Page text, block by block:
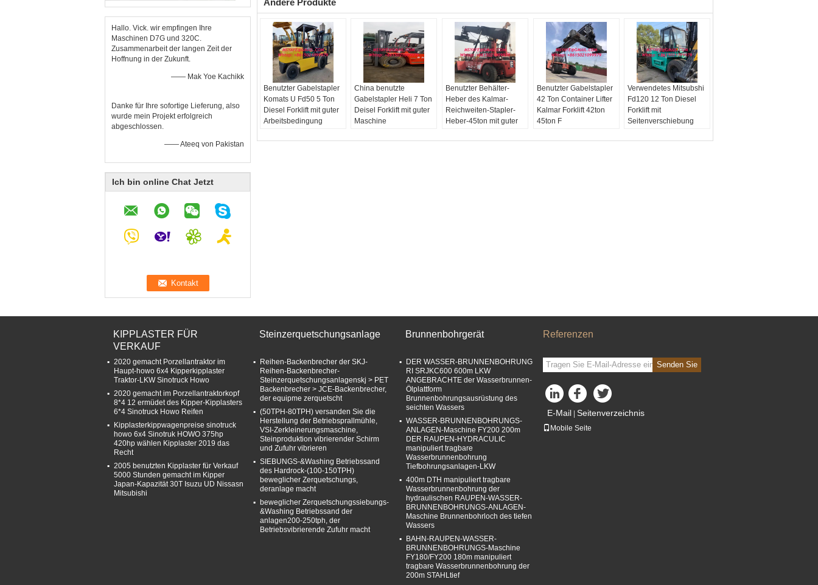
Hallo. Vick. wir empfingen Ihre
Maschinen D7G und 320C.
Zusammenarbeit der langen Zeit der
Hoffnung in der Zukunft.
—— Mak Yoe Kachikk
Danke für Ihre sofortige Lieferung, also
wurde mein Projekt erfolgreich
abgeschlossen.
—— Ateeq von Pakistan
Ich bin online Chat Jetzt
Andere Produkte
Benutzter Gabelstapler
Komats U Fd50 5 Ton
Diesel Forklift mit guter
Arbeitsbedingung
China benutzte
Gabelstapler Heli 7 Ton
Deisel Forklift mit guter
Maschine
Benutzter Behälter-
Heber des Kalmar-
Reichweiten-Stapler-
Heber-45ton mit guter
Benutzter Gabelstapler
42 Ton Container Lifter
Kalmar Forklift 42ton
45ton F
Verwendetes Mitsubshi
Fd120 12 Ton Diesel
Forklift mit
Seitenverschiebung
KIPPLASTER FÜR
VERKAUF
2020 gemacht Porzellantraktor im
Haupt-howo 6x4 Kipperkipplaster
Traktor-LKW Sinotruck Howo
2020 gemacht im Porzellantraktorkopf
8*4 12 ermüdet des Kipper-Kipplasters
6*4 Sinotruck Howo Reifen
Kipplasterkippwagenpreise sinotruck
howo 6x4 Sinotruk HOWO 375hp
420hp wählen Kipplaster 2019 das
Recht
2005 benutzten Kipplaster für Verkauf
5000 Stunden gemacht im Kipper
Japan-Kapazität 30T Isuzu UD Nissasn
Mitsubishi
Steinzerquetschungsanlage
Reihen-Backenbrecher der SKJ-
Reihen-Backenbrecher-
Steinzerquetschungsanlagenskj > PET
Backenbrecher > JCE-Backenbrecher,
der equipme zerquetscht
(50TPH-80TPH) versanden Sie die
Herstellung der Betriebsprallmühle,
VSI-Zerkleinerungsmaschine,
Steinproduktion vibrierender Schirm
und Zufuhr vibrieren
SIEBUNGS-&Washing Betriebssand
des Hardrock-(100-150TPH)
beweglicher Zerquetschungs,
deranlage macht
beweglicher Zerquetschungssiebungs-
&Washing Betriebssand der
anlagen200-250tph, der
Betriebsvibrierende Zufuhr macht
Brunnenbohrgerät
DER WASSER-BRUNNENBOHRUNG
RI SRJKC600 600m LKW
ANGEBRACHTE der Wasserbrunnen-
Ölplattform
Brunnenbohrungsausrüstung des
seichten Wassers
WASSER-BRUNNENBOHRUNGS-
ANLAGEN-Maschine FY200 200m
DER RAUPEN-HYDRACULIC
manipuliert tragbare
Wasserbrunnenbohrung
Tiefbohrungsanlagen-LKW
400m DTH manipuliert tragbare
Wasserbrunnenbohrung der
hydraulischen RAUPEN-WASSER-
BRUNNENBOHRUNGS-ANLAGEN-
Maschine Brunnenbohrloch des tiefen
Wassers
BAHN-RAUPEN-WASSER-
BRUNNENBOHRUNGS-Maschine
FY180/FY200 180m manipuliert
tragbare Wasserbrunnenbohrung der
200m STAHLtief
Referenzen
Senden Sie
E-Mail | Seitenverzeichnis
Mobile Seite